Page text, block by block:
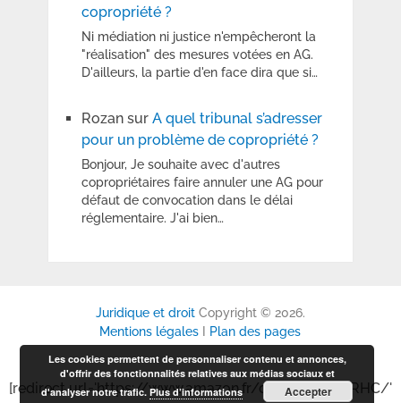
copropriété ?
Ni médiation ni justice n'empêcheront la
"réalisation" des mesures votées en AG.
D'ailleurs, la partie d'en face dira que si…
Rozansur A quel tribunal s’adresser
pour un problème de copropriété ?
Bonjour, Je souhaite avec d'autres
copropriétaires faire annuler une AG pour
défaut de convocation dans le délai
réglementaire. J'ai bien…
Juridique et droitCopyright © 2026.
Mentions légales
Plan des pages
[redirect url='https://www.amazon.fr/dp/B0GP6P6RHC/'
Les cookies permettent de personnaliser contenu et annonces,
d'offrir des fonctionnalités relatives aux médias sociaux et
d'analyser notre trafic.Plus d’informations Accepter